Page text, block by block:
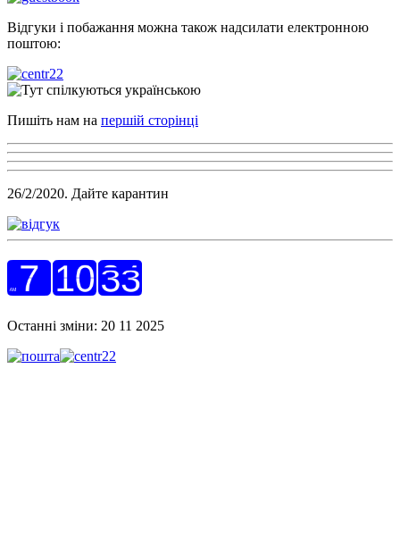
Відгуки і побажання можна також надсилати електронною
поштою:
Пишіть нам на першій сторінці
26/2/2020. Дайте карантин
Останні зміни: 20 11 2025